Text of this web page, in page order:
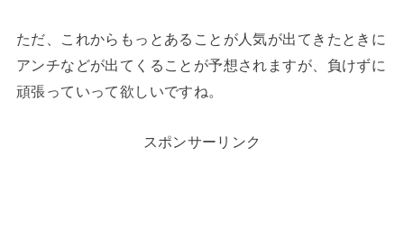
ただ、これからもっとあることが人気が出てきたときに
アンチなどが出てくることが予想されますが、負けずに
頑張っていって欲しいですね。
スポンサーリンク